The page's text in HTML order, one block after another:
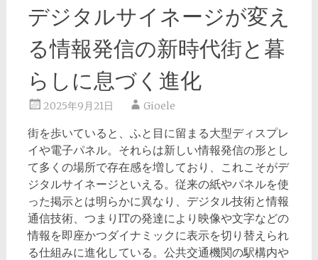
デジタルサイネージが変え
る情報発信の新時代街と暮
らしに息づく進化
2025年9月21日 Gioele
街を歩いていると、ふと目に留まる大型ディスプレ
イや電子パネル。 それらは新しい情報発信の形とし
て多くの場所で存在感を増しており、これこそがデ
ジタルサイネージといえる。従来の紙やパネルを使
った掲示とは明らかに異なり、デジタル技術と情報
通信技術、つまりITの発達により映像や文字などの
情報を即座かつダイナミックに表示を切り替えられ
る仕組みに進化している。公共交通機関の駅構内や